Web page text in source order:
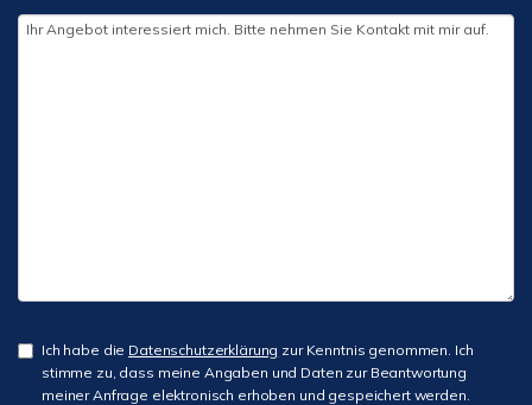
Ich habe die Datenschutzerklärung zur Kenntnis genommen. Ich
stimme zu, dass meine Angaben und Daten zur Beantwortung
meiner Anfrage elektronisch erhoben und gespeichert werden.